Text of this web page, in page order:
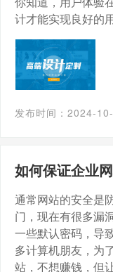
计才能实现良好的
发布时间：2024-
如何保证企业
通常网站的安全是
门，现在有很多漏
一些默认密码，导
多计算机朋友，为
站，不想赚钱，但